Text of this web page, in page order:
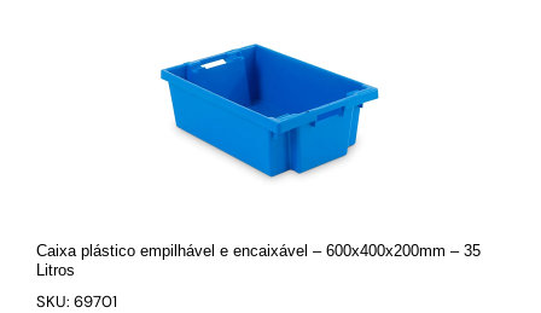
Caixa plástico empilhável e encaixável – 600x400x200mm – 35
Litros
SKU: 69701